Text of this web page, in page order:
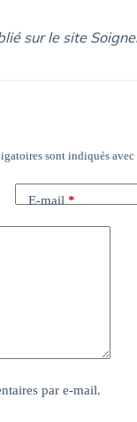
sur le site
sont indiqués avec
E-mail *
par e-mail.